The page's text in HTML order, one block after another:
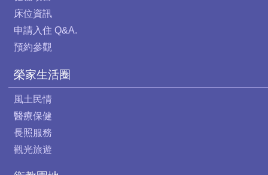
床位資訊
申請入住 Q&A.
預約參觀
榮家生活圈
風土民情
醫療保健
長照服務
觀光旅遊